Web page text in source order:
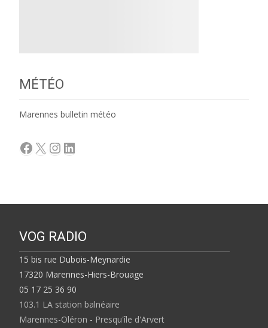
MÉTÉO
Marennes bulletin météo
Facebook
X Instagram
LinkedIn
VOG RADIO
15 bis rue Dubois-Meynardie
17320 Marennes-Hiers-Brouage
05 17 25 36 90
103.1 LA station balnéaire
Marennes-Oléron - Presqu'île d'Arvert